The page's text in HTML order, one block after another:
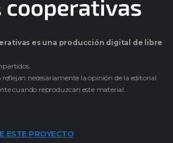
es una producción digital de libre
necesariamente la opinión de la editorial.
cuando reproduzcan este material.
ESTE PROYECTO